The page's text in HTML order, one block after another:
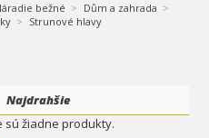
bežné
Dům a zahrada
Strunové hlavy
Najdrahšie
sú žiadne produkty.